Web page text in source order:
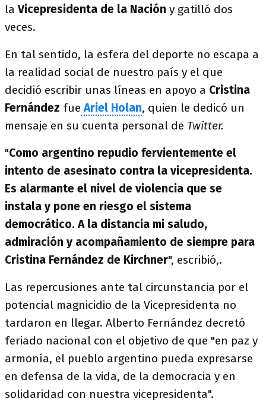
laVicepresidenta de la Nación y gatilló dos
veces.
En tal sentido, la esfera del deporte no escapa a
la realidad social de nuestro país y el que
decidió escribir unas líneas en apoyo a Cristina
Fernández fue Ariel Holan, quien le dedicó un
mensaje en su cuenta personal de Twitter.
"Como argentino repudio fervientemente el
intento de asesinato contra la vicepresidenta.
Es alarmante el nivel de violencia que se
instala y pone en riesgo el sistema
democrático. A la distancia mi saludo,
admiración y acompañamiento de siempre para
Cristina Fernández de Kirchner", escribió,.
Las repercusiones ante tal circunstancia por el
potencial magnicidio de la Vicepresidenta no
tardaron en llegar. Alberto Fernández decretó
feriado nacional con el objetivo de que "en paz y
armonía, el pueblo argentino pueda expresarse
en defensa de la vida, de la democracia y en
solidaridad con nuestra vicepresidenta".